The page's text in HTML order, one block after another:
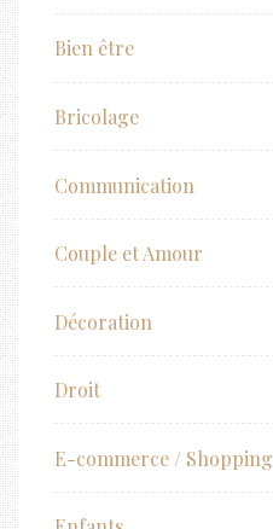
Bien être
Bricolage
Communication
Couple et Amour
Décoration
Droit
E-commerce / Shopping